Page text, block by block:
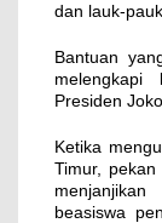
dan lauk-
Bantuan
Presiden
Ketika
Timur,
beasiswa